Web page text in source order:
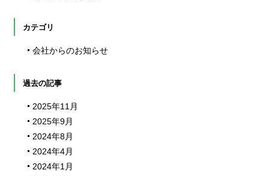
カテゴリ
会社からのお知らせ
過去の記事
2025年11月
2025年9月
2024年8月
2024年4月
2024年1月